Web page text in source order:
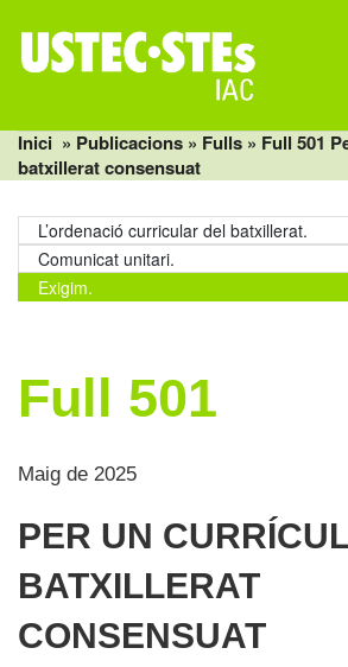
content
Inici » Publicacions » Fulls » Full 501
batxillerat consensuat
L’ordenació curricular del batxillerat.
Comunicat unitari.
Exigim.
Full 501
Maig de 2025
PER UN
BATXILLERAT
CONSENSUAT